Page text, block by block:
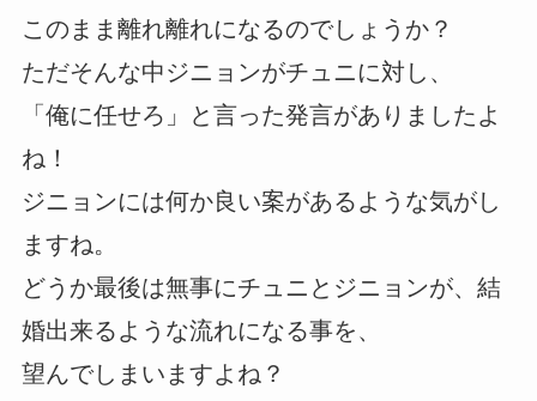
このまま離れ離れになるのでしょうか？
ただそんな中ジニョンがチュニに対し、
「俺に任せろ」と言った発言がありましたよ
ね！
ジニョンには何か良い案があるような気がし
ますね。
どうか最後は無事にチュニとジニョンが、結
婚出来るような流れになる事を、
望んでしまいますよね？